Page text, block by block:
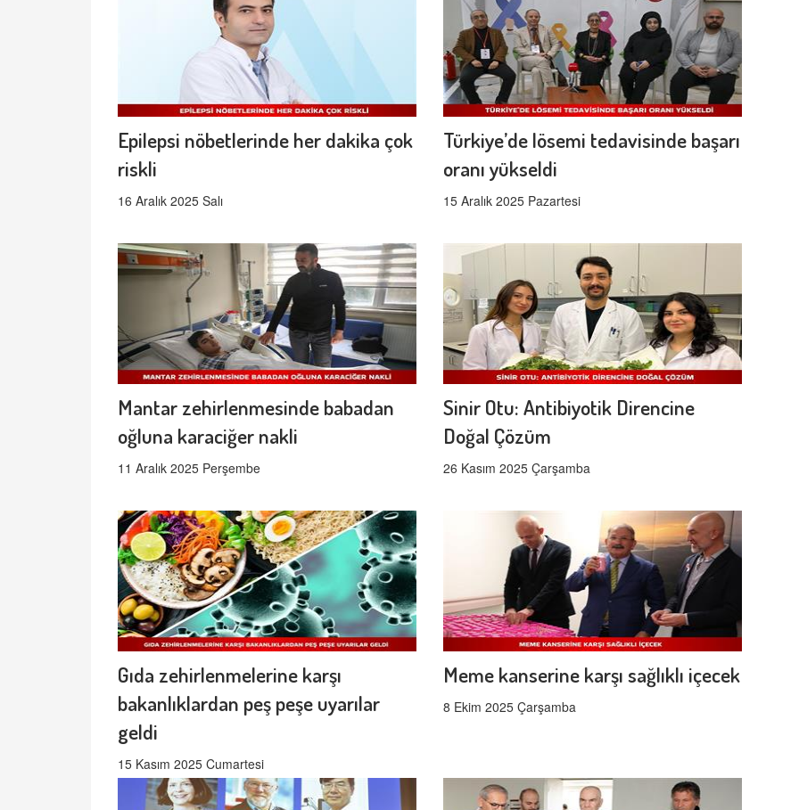
Epilepsi nöbetlerinde her dakika çok
riskli
16 Aralık 2025 Salı
Türkiye’de lösemi tedavisinde başarı
oranı yükseldi
15 Aralık 2025 Pazartesi
Mantar zehirlenmesinde babadan
oğluna karaciğer nakli
11 Aralık 2025 Perşembe
Sinir Otu: Antibiyotik Direncine
Doğal Çözüm
26 Kasım 2025 Çarşamba
Gıda zehirlenmelerine karşı
bakanlıklardan peş peşe uyarılar
geldi
15 Kasım 2025 Cumartesi
Meme kanserine karşı sağlıklı içecek
8 Ekim 2025 Çarşamba